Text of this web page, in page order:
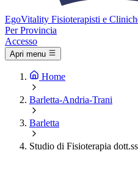
EgoVitality Fisioterapisti e
Per Provincia
Accesso
Apri menu
Home
Barletta-Andria-Trani
Barletta
Studio di Fisioterapia